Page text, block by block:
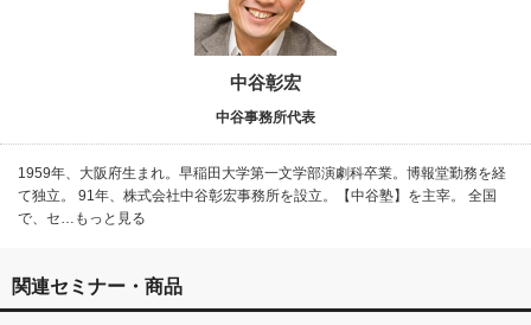
中谷彰宏
中谷事務所代表
1959年、大阪府生まれ。早稲田大学第一文学部演劇科卒業。博報堂勤務を経
て独立。 91年、株式会社中谷彰宏事務所を設立。【中谷塾】を主宰。 全国
で、セ…もっと見る
関連セミナー・商品